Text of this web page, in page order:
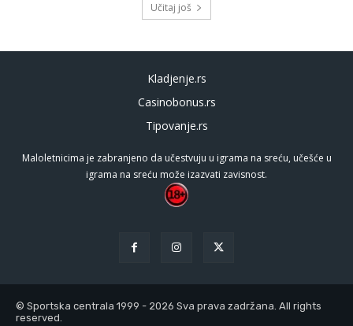
Učitaj još
Kladjenje.rs
Casinobonus.rs
Tipovanje.rs
Maloletnicima je zabranjeno da učestvuju u igrama na sreću, učešće u
igrama na sreću može izazvati zavisnost.
© Sportska centrala 1999 - 2026 Sva prava zadržana. All rights
reserved.